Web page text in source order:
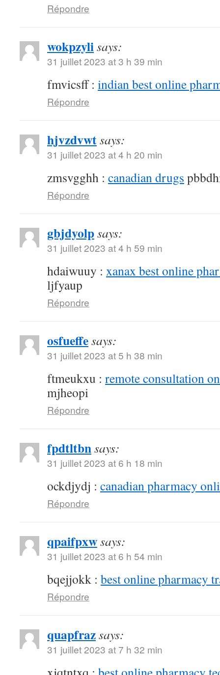
Répondre
wokpzylisays:
31 juillet 2023 at 3 h 39 min
fmvicsff : indian best online
Répondre
hjvzdvwtsays:
31 juillet 2023 at 4 h 20 min
zmsvgghh : canadian drugs
Répondre
gbjdyolpsays:
31 juillet 2023 at 4 h 59 min
hdaiwuuy : xanax best online
ljfyaup
Répondre
osfueffesays:
31 juillet 2023 at 5 h 38 min
ftmeukxu : remote consultation
mjheopi
Répondre
fpdtltbnsays:
31 juillet 2023 at 6 h 18 min
ockdjydj : canadian pharmacy
Répondre
qpaifpxwsays:
31 juillet 2023 at 6 h 54 min
bqejjokk : best online pharmacy
Répondre
quapfrazsays:
31 juillet 2023 at 7 h 32 min